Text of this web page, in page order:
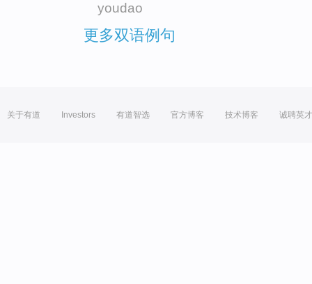
youdao
更多双语例句
关于有道 Investors 有道智选 官方博客 技术博客 诚聘英才